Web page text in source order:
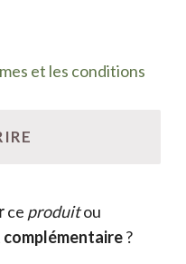
et les conditions
ce produitou
complémentaire?